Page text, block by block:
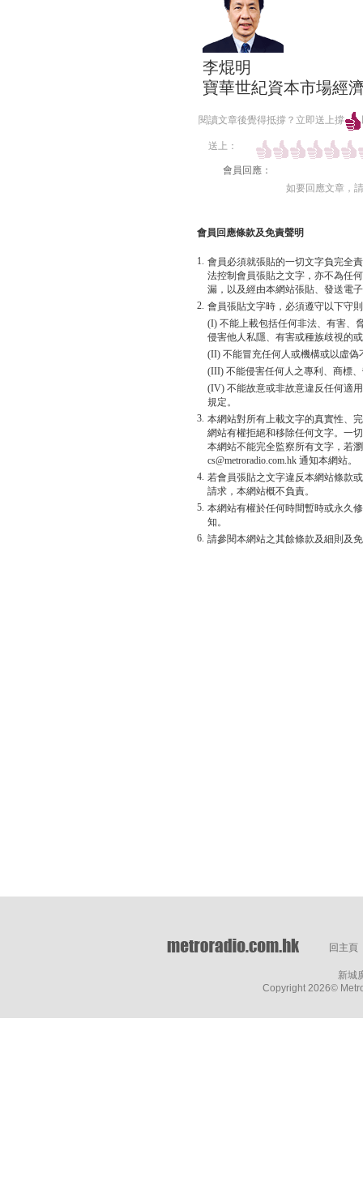
李焜明
寶華世紀資本市場經
閱讀文章後覺得抵撐？立即送上撐
送上：
會員回應：
如要回應文章，
會員回應條款及免責聲明
1. 會員必須就張貼的一切文字負完全
法控制會員張貼之文字，亦不為任
漏，以及經由本網站張貼、發送電
2. 會員張貼文字時，必須遵守以下守
(I) 不能上載包括任何非法、有害、
侵害他人私隱、有害或種族歧視的
(II) 不能冒充任何人或機構或以虛
(III) 不能侵害任何人之專利、商標
(IV) 不能故意或非故意違反任何適
規定。
3. 本網站對所有上載文字的真實性、
網站有權拒絕和移除任何文字。一
本網站不能完全監察所有文字，若
cs@metroradio.com.hk 通知本網站。
4. 若會員張貼之文字違反本網站條款
請求，本網站概不負責。
5. 本網站有權於任何時間暫時或永久
知。
6. 請參閱本網站之其餘條款及細則及
回主頁
新城
Copyright 2026©